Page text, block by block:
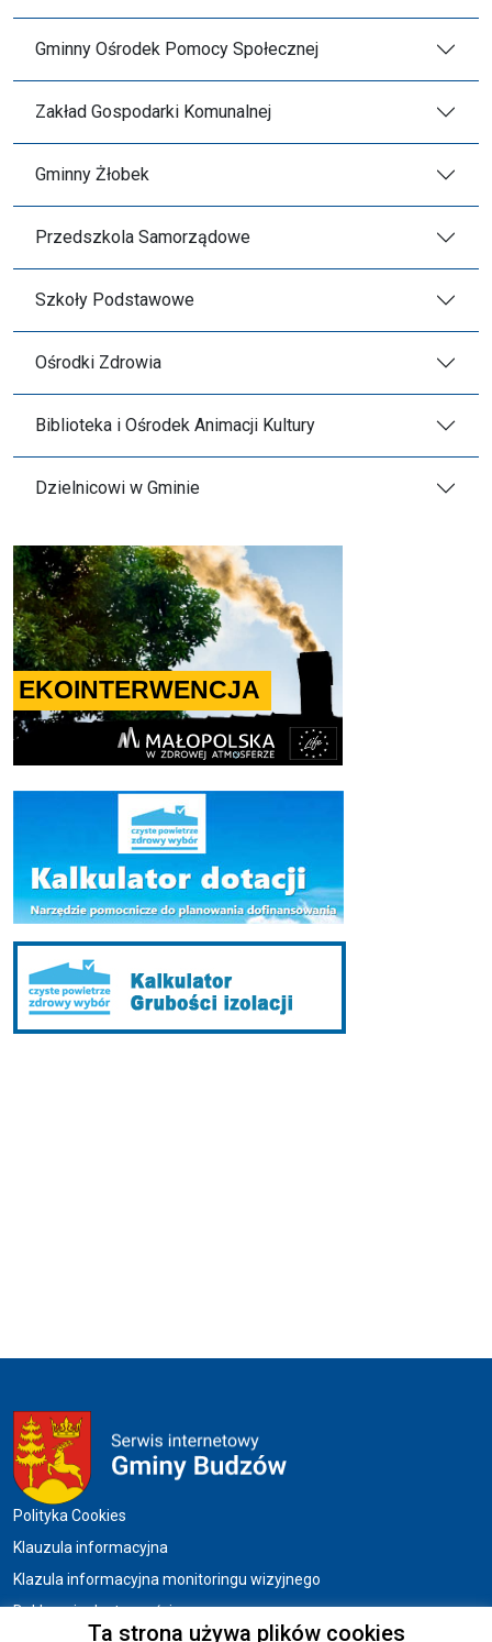
Gminny Ośrodek Pomocy Społecznej
Zakład Gospodarki Komunalnej
Gminny Żłobek
Przedszkola Samorządowe
Szkoły Podstawowe
Ośrodki Zdrowia
Biblioteka i Ośrodek Animacji Kultury
Dzielnicowi w Gminie
Menu w stopce
Polityka Cookies
Klauzula informacyjna
Klazula informacyjna monitoringu wizyjnego
Deklaracja dostępności
Ta strona używa plików cookies